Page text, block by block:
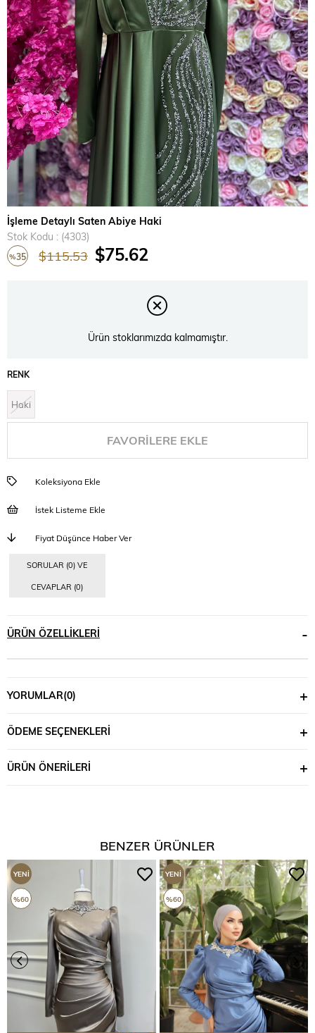
İşleme Detaylı Saten Abiye Haki
Stok Kodu
(4303)
%35 $115.53 $75.62
Ürün stoklarımızda kalmamıştır.
RENK
Haki
FAVORILERE EKLE
Koleksiyona Ekle
İstek Listeme Ekle
Fiyat Düşünce Haber Ver
SORULAR (0) VE
CEVAPLAR (0)
ÜRÜN ÖZELLIKLERI
YORUMLAR(0)
ÖDEME SEÇENEKLERI
ÜRÜN ÖNERILERI
BENZER ÜRÜNLER
YENI
ÜRÜN
%60
YENI
ÜRÜN
%60